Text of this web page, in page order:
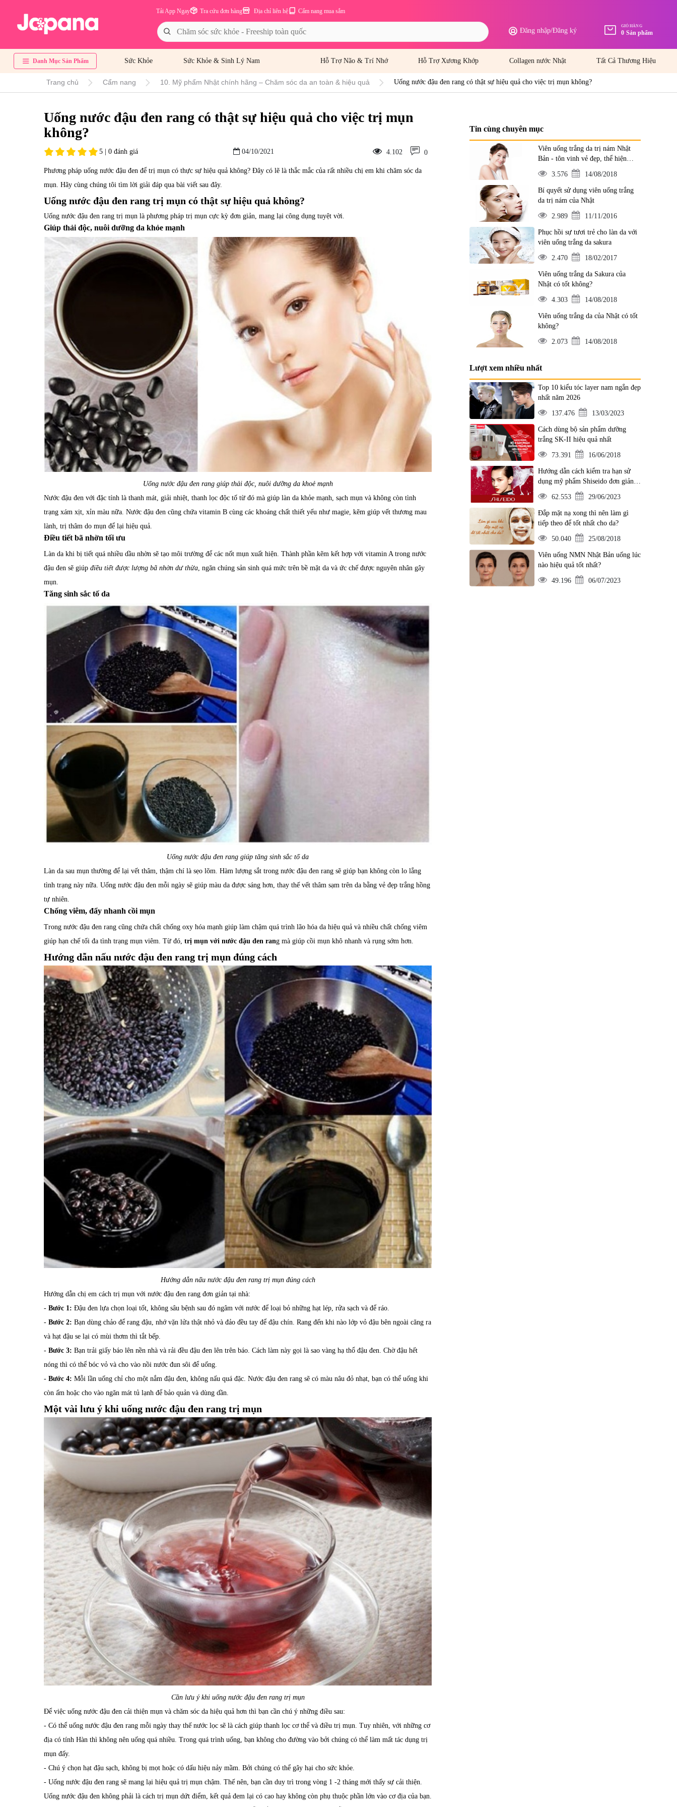
Cẩm nang mua sắm
Địa chỉ liên hệ
Tra cứu đơn hàng
Tải App Ngay
Đăng nhập/Đăng ký
GIỎ HÀNG
0 Sản phẩm
Danh Mục Sản Phẩm Sức Khỏe Sức Khỏe & Sinh Lý Nam Hỗ Trợ Não & Trí Nhớ Hỗ Trợ Xương Khớp Collagen nước Nhật Tất Cả Thương Hiệu
Trang chủ Cẩm nang 10. Mỹ phẩm Nhật chính hãng – Chăm sóc da an toàn & hiệu quả Uống nước đậu đen rang có thật sự hiệu quả cho việc trị mụn không?
Uống nước đậu đen rang có thật sự hiệu quả cho việc trị mụn
không?
5 | 0 đánh giá 04/10/2021 4.102 0
Phương pháp uống nước đậu đen để trị mụn có thực sự hiệu quả không? Đây có lẽ là thắc mắc của rất nhiều chị em khi chăm sóc da
mụn. Hãy cùng chúng tôi tìm lời giải đáp qua bài viết sau đây.
Uống nước đậu đen rang trị mụn có thật sự hiệu quả không?
Uống nước đậu đen rang trị mụn là phương pháp trị mụn cực kỳ đơn giản, mang lại công dụng tuyệt vời.
Giúp thải độc, nuôi dưỡng da khỏe mạnh
Uống nước đậu đen rang giúp thải độc, nuôi dưỡng da khoẻ mạnh
Nước đậu đen với đặc tính là thanh mát, giải nhiệt, thanh lọc độc tố từ đó mà giúp làn da khỏe mạnh, sạch mụn và không còn tình
trạng xám xịt, xỉn màu nữa. Nước đậu đen cũng chứa vitamin B cùng các khoáng chất thiết yếu như magie, kẽm giúp vết thương mau
lành, trị thâm do mụn để lại hiệu quả.
Điều tiết bã nhờn tối ưu
Làn da khi bị tiết quá nhiều dầu nhờn sẽ tạo môi trường để các nốt mụn xuất hiện. Thành phần kẽm kết hợp với vitamin A trong nước
đậu đen sẽ giúp điều tiết được lượng bã nhờn dư thừa , ngăn chúng sản sinh quá mức trên bề mặt da và ức chế được nguyên nhân gây
mụn.
Tăng sinh sắc tố da
Uống nước đậu đen rang giúp tăng sinh sắc tố da
Làn da sau mụn thường để lại vết thâm, thậm chí là sẹo lõm. Hàm lượng sắt trong nước đậu đen rang sẽ giúp bạn không còn lo lắng
tình trạng này nữa. Uống nước đậu đen mỗi ngày sẽ giúp màu da được sáng hơn, thay thế vết thâm sạm trên da bằng vẻ đẹp trắng hồng
tự nhiên.
Chống viêm, đẩy nhanh cồi mụn
Trong nước đậu đen rang cũng chứa chất chống oxy hóa mạnh giúp làm chậm quá trình lão hóa da hiệu quả và nhiều chất chống viêm
giúp hạn chế tối đa tình trạng mụn viêm. Từ đó, trị mụn với nước đậu đen rang mà giúp cồi mụn khô nhanh và rụng sớm hơn.
Hướng dẫn nấu nước đậu đen rang trị mụn đúng cách
Hướng dẫn nấu nước đậu đen rang trị mụn đúng cách
Hướng dẫn chị em cách trị mụn với nước đậu đen rang đơn giản tại nhà:
- Bước 1: Đậu đen lựa chọn loại tốt, không sâu bệnh sau đó ngâm với nước để loại bỏ những hạt lép, rửa sạch và để ráo.
- Bước 2: Bạn dùng chảo để rang đậu, nhớ vặn lửa thật nhỏ và đảo đều tay để đậu chín. Rang đến khi nào lớp vỏ đậu bên ngoài căng ra
và hạt đậu se lại có mùi thơm thì tắt bếp.
- Bước 3: Bạn trải giấy báo lên nền nhà và rải đều đậu đen lên trên báo. Cách làm này gọi là sao vàng hạ thổ đậu đen. Chờ đậu hết
nóng thì có thể bóc vỏ và cho vào nồi nước đun sôi để uống.
- Bước 4: Mỗi lần uống chỉ cho một nắm đậu đen, không nấu quá đặc. Nước đậu đen rang sẽ có màu nâu đỏ nhạt, bạn có thể uống khi
còn ấm hoặc cho vào ngăn mát tủ lạnh để bảo quản và dùng dần.
Một vài lưu ý khi uống nước đậu đen rang trị mụn
Cần lưu ý khi uống nước đậu đen rang trị mụn
Để việc uống nước đậu đen cải thiện mụn và chăm sóc da hiệu quả hơn thì bạn cần chú ý những điều sau:
- Có thể uống nước đậu đen rang mỗi ngày thay thế nước lọc sẽ là cách giúp thanh lọc cơ thể và điều trị mụn. Tuy nhiên, với những cơ
địa có tính Hàn thì không nên uống quá nhiều. Trong quá trình uống, bạn không cho đường vào bởi chúng có thể làm mất tác dụng trị
mụn đấy.
- Chú ý chọn hạt đậu sạch, không bị mọt hoặc có dấu hiệu nảy mầm. Bởi chúng có thể gây hại cho sức khỏe.
- Uống nước đậu đen rang sẽ mang lại hiệu quả trị mụn chậm. Thế nên, bạn cần duy trì trong vòng 1 -2 tháng mới thấy sự cải thiện.
Uống nước đậu đen không phải là cách trị mụn dứt điểm, kết quả đem lại có cao hay không còn phụ thuộc phần lớn vào cơ địa của bạn.
Tin cùng chuyên mục
Viên uống trắng da trị nám Nhật
Bản - tôn vinh vẻ đẹp, thể hiện
đẳng cấp
3.576 14/08/2018
Bí quyết sử dụng viên uống trắng
da trị nám của Nhật
2.989 11/11/2016
Phục hồi sự tươi trẻ cho làn da với
viên uống trắng da sakura
2.470 18/02/2017
Viên uống trắng da Sakura của
Nhật có tốt không?
4.303 14/08/2018
Viên uống trắng da của Nhật có tốt
không?
2.073 14/08/2018
Lượt xem nhiều nhất
Top 10 kiểu tóc layer nam ngắn đẹp
nhất năm 2026
137.476 13/03/2023
Cách dùng bộ sản phẩm dưỡng
trắng SK-II hiệu quả nhất
73.391 16/06/2018
Hướng dẫn cách kiểm tra hạn sử
dụng mỹ phẩm Shiseido đơn giản
nhất
62.553 29/06/2023
Đắp mặt nạ xong thì nên làm gì
tiếp theo để tốt nhất cho da?
50.040 25/08/2018
Viên uống NMN Nhật Bản uống lúc
nào hiệu quả tốt nhất?
49.196 06/07/2023